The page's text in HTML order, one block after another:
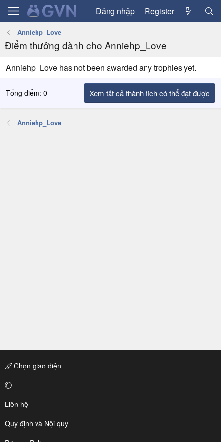
Đăng nhập Register
Anniehp_Love
Điểm thưởng dành cho Anniehp_Love
Anniehp_Love has not been awarded any trophies yet.
Tổng điểm: 0 Xem tất cả thành tích có thể đạt được
Anniehp_Love
Chọn giao diện
Liên hệ
Quy định và Nội quy